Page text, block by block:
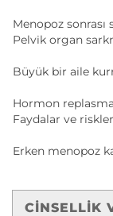
Menopoz sonrası
Pelvik organ
Büyük bir aile
Hormon
Faydalar ve riskler
Erken menopoz
CINSELLIK